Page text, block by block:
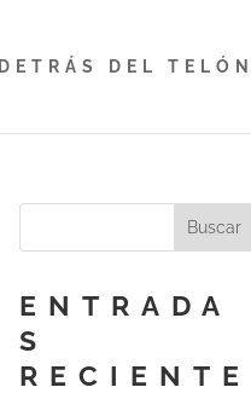
DETRÁS DEL TELÓN
ENTRADA
S
RECIENTE